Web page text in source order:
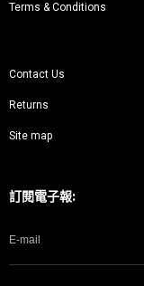
Terms & Conditions
Contact Us
Returns
Site map
訂閱電子報: